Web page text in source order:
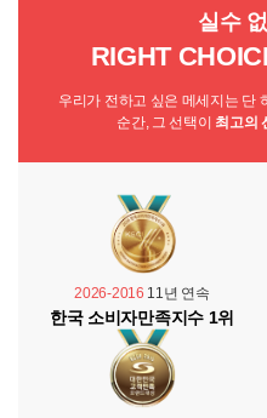
실수
RIGHT
우리가 전하고 싶은 메세지는 단
순간, 그 선택이 최고의
2026-2016 11년 연속
한국 소비자만족지수 1위